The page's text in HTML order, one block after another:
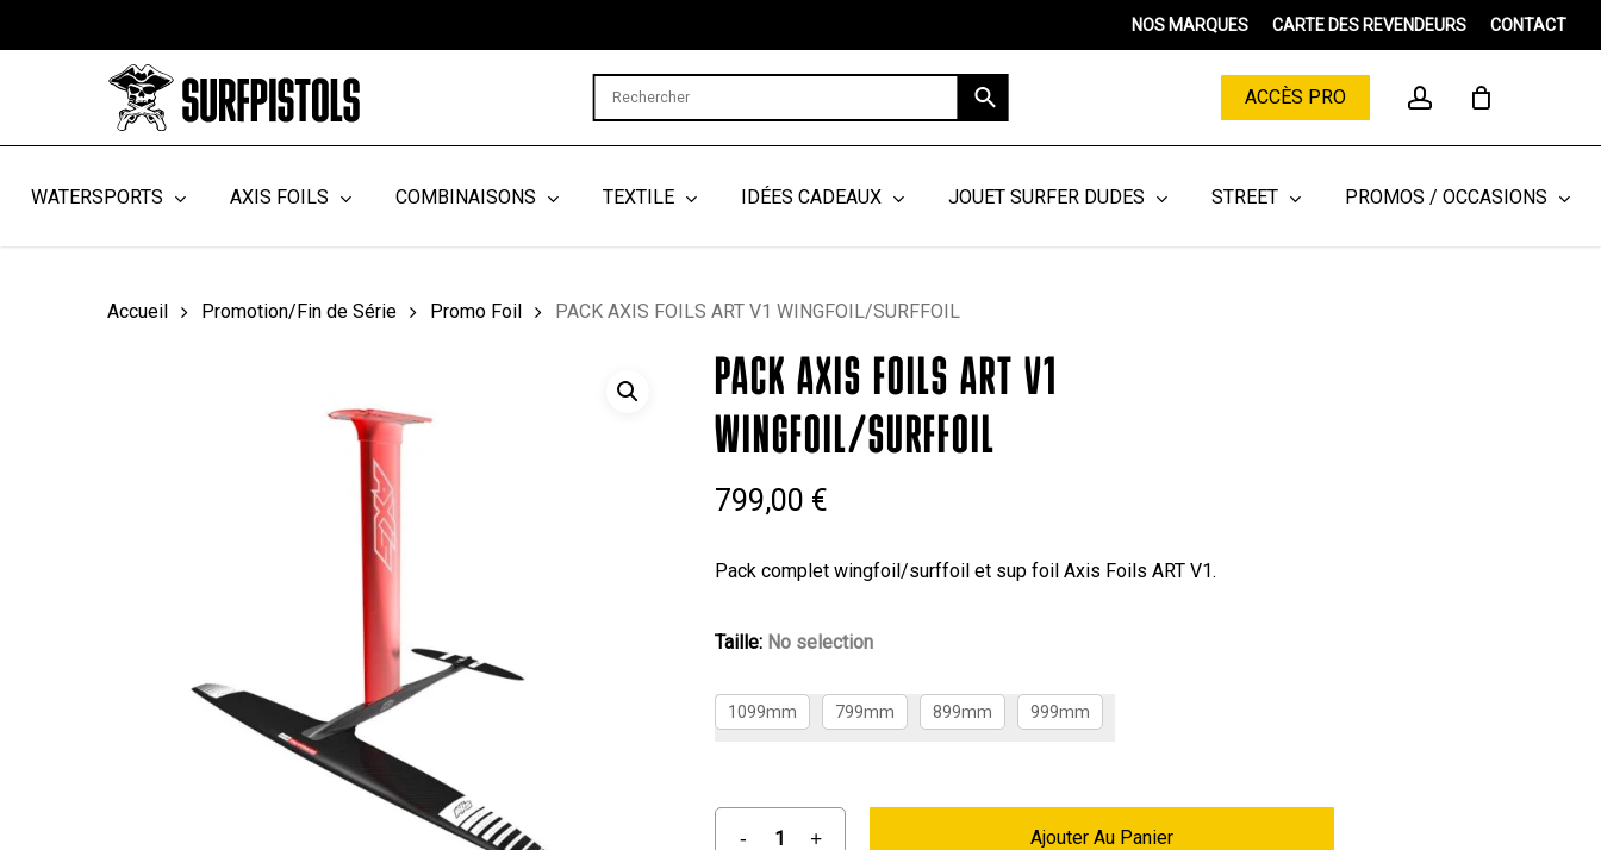
NOS MARQUES CARTE DES REVENDEURS CONTACT
ACCÈS PRO account
WATERSPORTS AXIS FOILS COMBINAISONS TEXTILE IDÉES CADEAUX JOUET SURFER DUDES STREET PROMOS / OCCASIONS
Cart Close
Accueil Promotion/Fin de Série Promo Foil PACK AXIS FOILS ART V1 WINGFOIL/SURFFOIL
PACK AXIS FOILS ART V1
WINGFOIL/SURFFOIL
799,00 €
Pack complet wingfoil/surffoil et sup foil Axis Foils ART V1.
Taille: No selection
1099mm 799mm 899mm 999mm
Ajouter Au Panier
Menu